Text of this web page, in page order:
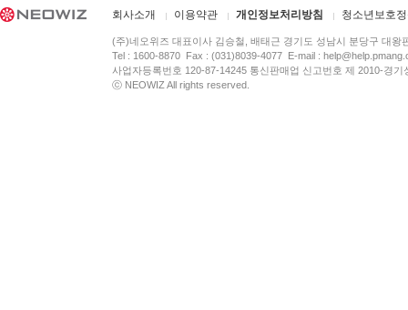
회사소개 이용약관 개인정보처리방침 청소년보호
(주)네오위즈 대표이사 김승철, 배태근 경기도 성남시 분당구 대왕
Tel : 1600-8870 Fax : (031)8039-4077 E-mail :
사업자등록번호 120-87-14245 통신판매업 신고번호 제 2010-경
ⓒ NEOWIZ All rights reserved.